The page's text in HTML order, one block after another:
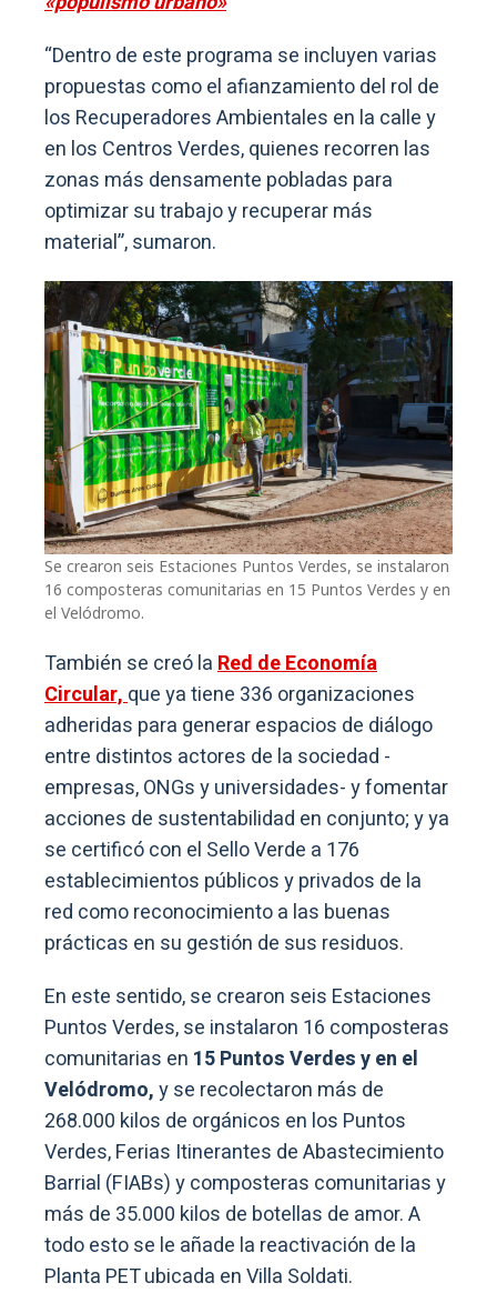
“Dentro de este programa se incluyen varias
propuestas como el afianzamiento del rol de
los Recuperadores Ambientales en la calle y
en los Centros Verdes, quienes recorren las
zonas más densamente pobladas para
optimizar su trabajo y recuperar más
material”, sumaron.
Se crearon seis Estaciones Puntos Verdes, se instalaron
16 composteras comunitarias en 15 Puntos Verdes y en
el Velódromo.
También se creó laRed de Economía
Circular,que ya tiene 336 organizaciones
adheridas para generar espacios de diálogo
entre distintos actores de la sociedad -
empresas, ONGs y universidades- y fomentar
acciones de sustentabilidad en conjunto; y ya
se certificó con el Sello Verde a 176
establecimientos públicos y privados de la
red como reconocimiento a las buenas
prácticas en su gestión de sus residuos.
En este sentido, se crearon seis Estaciones
Puntos Verdes, se instalaron 16 composteras
comunitarias en 15 Puntos Verdes y en el
Velódromo,y se recolectaron más de
268.000 kilos de orgánicos en los Puntos
Verdes, Ferias Itinerantes de Abastecimiento
Barrial (FIABs) y composteras comunitarias y
más de 35.000 kilos de botellas de amor. A
todo esto se le añade la reactivación de la
Planta PET ubicada en Villa Soldati.